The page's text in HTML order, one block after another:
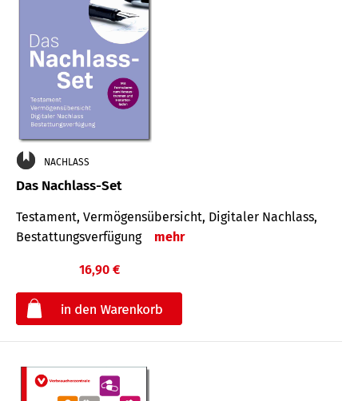
NACHLASS
Das Nachlass-Set
Testament, Vermögens­übersicht, Digitaler Nach­lass,
Bestat­tungs­ver­fügung
mehr
16,90 €